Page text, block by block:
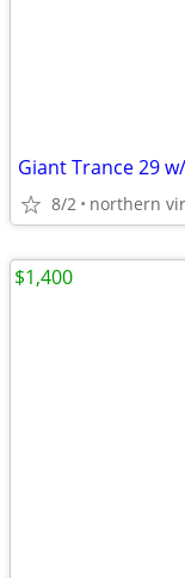
Giant Trance 29
8/2 northern
$1,400